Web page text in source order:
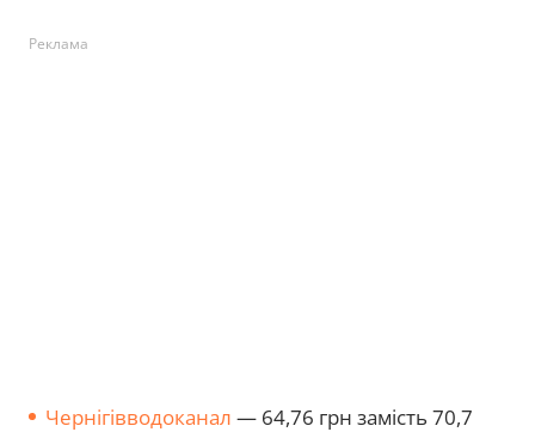
Реклама
Чернігівводоканал — 64,76 грн замість 70,7